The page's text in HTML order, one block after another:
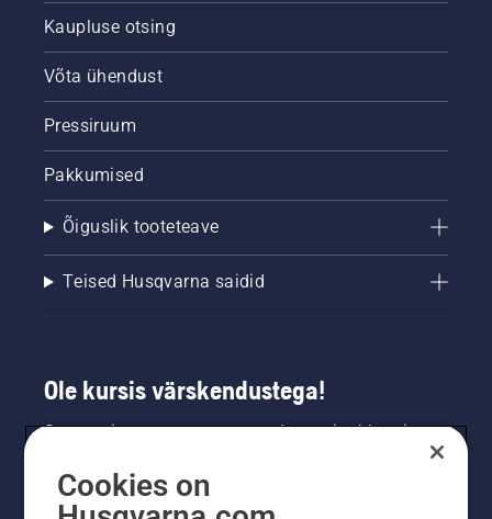
Kaupluse otsing
Võta ühendust
Pressiruum
Pakkumised
Õiguslik tooteteave
Teised Husqvarna saidid
Ole kursis värskendustega!
Saa uusimat teavet uute toodete, eripakkumiste
saamiseks siin.
Cookies on